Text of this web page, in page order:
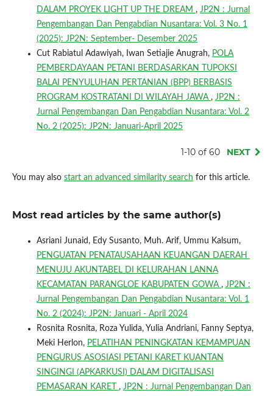
DALAM PROYEK LIGHT UP THE DREAM , JP2N : Jurnal
Pengembangan Dan Pengabdian Nusantara: Vol. 3 No. 1
(2025): JP2N: September- Desember 2025
Cut Rabiatul Adawiyah, Iwan Setiajie Anugrah, POLA
PEMBERDAYAAN PETANI BERDASARKAN TUPOKSI
BALAI PENYULUHAN PERTANIAN (BPP) BERBASIS
PROGRAM KOSTRATANI DI WILAYAH JAWA , JP2N :
Jurnal Pengembangan Dan Pengabdian Nusantara: Vol. 2
No. 2 (2025): JP2N: Januari-April 2025
1-10 of 60 NEXT
You may also start an advanced similarity search for this article.
Most read articles by the same author(s)
Asriani Junaid, Edy Susanto, Muh. Arif, Ummu Kalsum,
PENGUATAN PENATAUSAHAAN KEUANGAN DAERAH
MENUJU AKUNTABEL DI KELURAHAN LANNA
KECAMATAN PARANGLOE KABUPATEN GOWA , JP2N :
Jurnal Pengembangan Dan Pengabdian Nusantara: Vol. 1
No. 2 (2024): JP2N: Januari - April 2024
Rosnita Rosnita, Roza Yulida, Yulia Andriani, Fanny Septya,
Meki Herlon, PELATIHAN PENINGKATAN KEMAMPUAN
PENGURUS ASOSIASI PETANI KARET KUANTAN
SINGINGI (APKARKUSI) DALAM DIGITALISASI
PEMASARAN KARET , JP2N : Jurnal Pengembangan Dan